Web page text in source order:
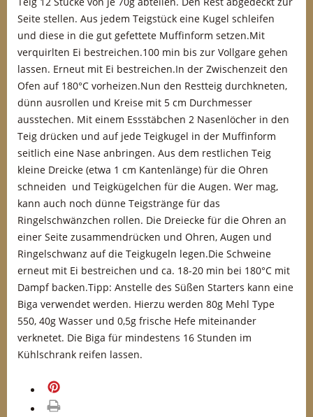
Seite stellen. Aus jedem Teigstück eine Kugel schleifen
und diese in die gut gefettete Muffinform setzen.Mit
verquirlten Ei bestreichen.100 min bis zur Vollgare gehen
lassen. Erneut mit Ei bestreichen.In der Zwischenzeit den
Ofen auf 180°C vorheizen.Nun den Restteig durchkneten,
dünn ausrollen und Kreise mit 5 cm Durchmesser
ausstechen. Mit einem Essstäbchen 2 Nasenlöcher in den
Teig drücken und auf jede Teigkugel in der Muffinform
seitlich eine Nase anbringen. Aus dem restlichen Teig
kleine Dreicke (etwa 1 cm Kantenlänge) für die Ohren
schneiden und Teigkügelchen für die Augen. Wer mag,
kann auch noch dünne Teigstränge für das
Ringelschwänzchen rollen. Die Dreiecke für die Ohren an
einer Seite zusammendrücken und Ohren, Augen und
Ringelschwanz auf die Teigkugeln legen.Die Schweine
erneut mit Ei bestreichen und ca. 18-20 min bei 180°C mit
Dampf backen.Tipp: Anstelle des Süßen Starters kann eine
Biga verwendet werden. Hierzu werden 80g Mehl Type
550, 40g Wasser und 0,5g frische Hefe miteinander
verknetet. Die Biga für mindestens 16 Stunden im
Kühlschrank reifen lassen.